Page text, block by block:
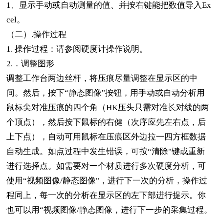
1、显示手动或自动测量的值、并按右键能把数值导入Ex
cel。
（二）.操作过程
1. 操作过程：请参阅硬度计操作说明。
2. ．调整图形
调整工作台两边丝杆，将压痕尽量调整在显示区的中
间。然后，按下“静态图像"按钮，用手动或自动分析用
鼠标尖对准压痕的四个角（HK压头只需对准长对线的两
个顶点），然后按下鼠标的右健（次序应先左右点，后
上下点），自动可用鼠标在压痕区外边拉一四方框数据
自动生成。如点过程中发生错误，可按“清除"键或重新
进行选择点。如需要对一个材质进行多次硬度分析，可
使用“视频图像/静态图像"，进行下一次的分析，操作过
程同上，每一次的分析在显示区的左下部进行提示。你
也可以用“视频图像/静态图像，进行下一步的采集过程。